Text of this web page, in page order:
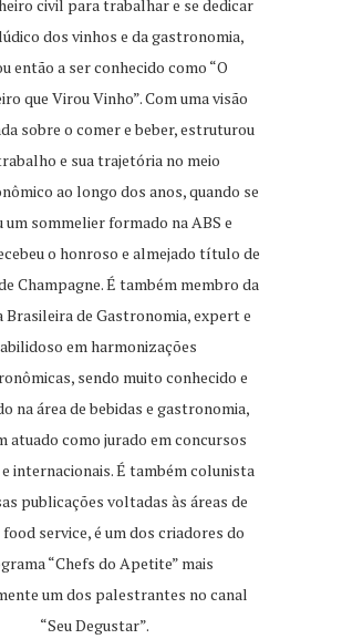
civil para trabalhar e se dedicar
dos vinhos e da gastronomia,
então a ser conhecido como “O
que Virou Vinho”. Com uma visão
sobre o comer e beber, estruturou
e sua trajetória no meio
ao longo dos anos, quando se
sommelier formado na ABS e
o honroso e almejado título de
Champagne. É também membro da
Brasileira de Gastronomia, expert e
em harmonizações
sendo muito conhecido e
na área de bebidas e gastronomia,
atuado como jurado em concursos
internacionais. É também colunista
publicações voltadas às áreas de
service, é um dos criadores do
“Chefs do Apetite” mais
um dos palestrantes no canal
“Seu Degustar”.